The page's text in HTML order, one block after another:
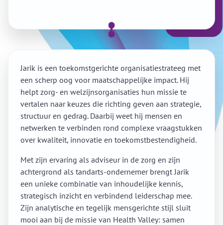
Jarik is een toekomstgerichte organisatiestrateeg met
een scherp oog voor maatschappelijke impact. Hij
helpt zorg- en welzijnsorganisaties hun missie te
vertalen naar keuzes die richting geven aan strategie,
structuur en gedrag. Daarbij weet hij mensen en
netwerken te verbinden rond complexe vraagstukken
over kwaliteit, innovatie en toekomstbestendigheid.
Met zijn ervaring als adviseur in de zorg en zijn
achtergrond als tandarts-ondernemer brengt Jarik
een unieke combinatie van inhoudelijke kennis,
strategisch inzicht en verbindend leiderschap mee.
Zijn analytische en tegelijk mensgerichte stijl sluit
mooi aan bij de missie van Health Valley: samen